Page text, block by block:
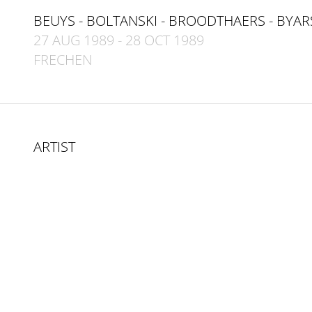
BEUYS - BOLTANSKI - BROODTHAERS -
27 AUG 1989 - 28 OCT 1989
FRECHEN
ARTIST